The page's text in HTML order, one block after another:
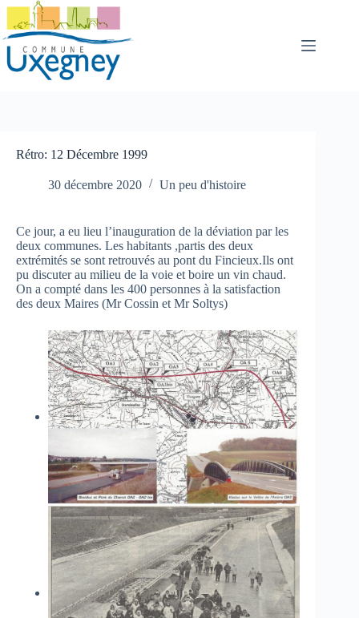
Passer
contenu
Rétro: 12 Décembre 1999
30 décembre 2020 Un peu d'histoire
Ce jour, a eu lieu l’inauguration de la déviation par les
deux communes. Les habitants ,partis des deux
extrémités se sont retrouvés au pont du Fincieux.Ils ont
pu discuter au milieu de la voie et boire un vin chaud.
On a compté dans les 400 personnes à la satisfaction
des deux Maires (Mr Cossin et Mr Soltys)